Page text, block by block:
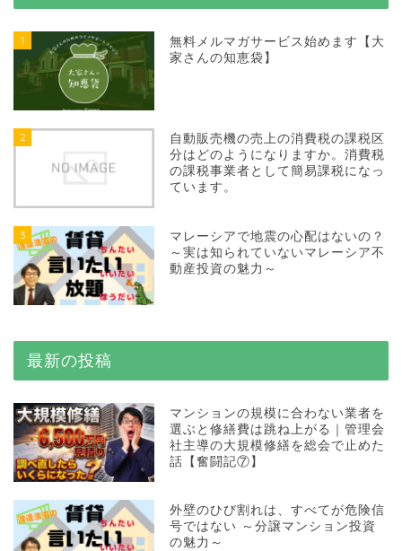
1
無料メルマガサービス始めます【大
家さんの知恵袋】
2
自動販売機の売上の消費税の課税区
分はどのようになりますか。消費税
の課税事業者として簡易課税になっ
ています。
3
マレーシアで地震の心配はないの？
～実は知られていないマレーシア不
動産投資の魅力～
最新の投稿
マンションの規模に合わない業者を
選ぶと修繕費は跳ね上がる｜管理会
社主導の大規模修繕を総会で止めた
話【奮闘記⑦】
外壁のひび割れは、すべてが危険信
号ではない ～分譲マンション投資
の魅力～